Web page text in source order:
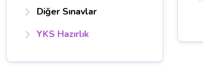
Diğer Sınavlar
YKS Hazırlık